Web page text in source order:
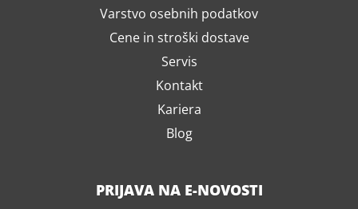
Varstvo osebnih podatkov
Cene in stroški dostave
Servis
Kontakt
Kariera
Blog
PRIJAVA NA E-NOVOSTI